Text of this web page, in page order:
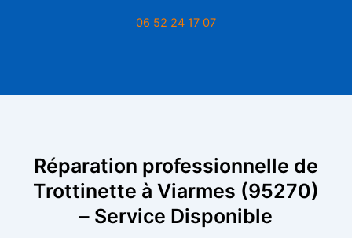
06 52 24 17 07
Réparation professionnelle de
Trottinette à Viarmes (95270)
– Service Disponible